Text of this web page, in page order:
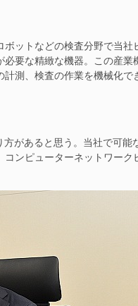
ットなどの検査分野で当社
要な精緻な機器。この産
測、検査の作業を機械化
があると思う。当社で可能
ンピューターネットワー